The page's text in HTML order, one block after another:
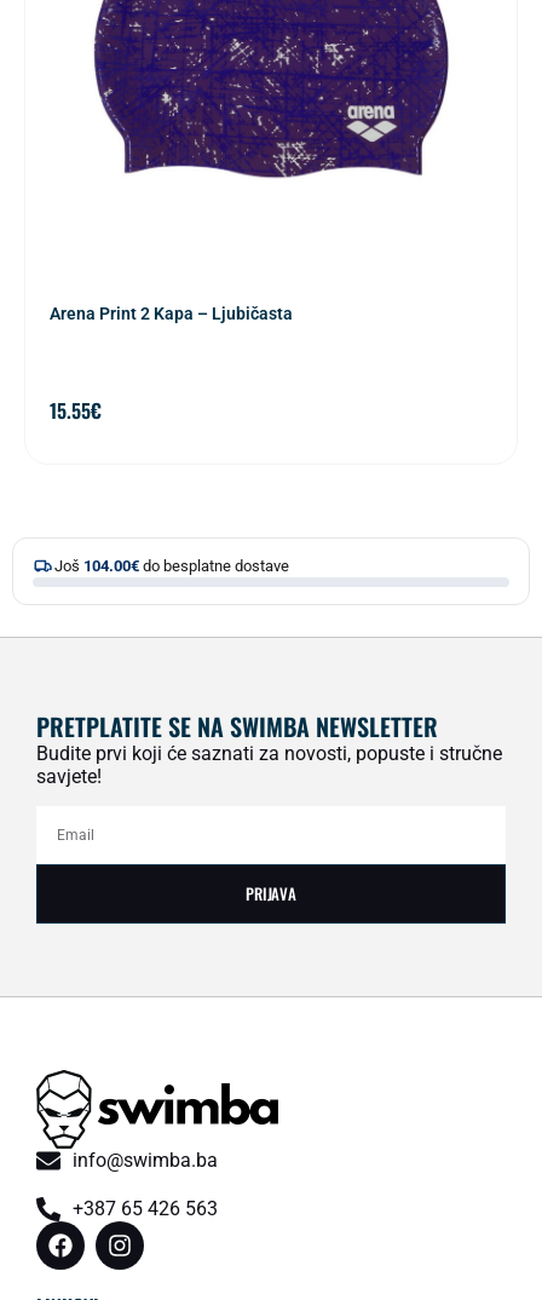
Arena Print 2 Kapa – Ljubičasta
15.55€
Još 104.00€ do besplatne dostave
PRETPLATITE SE NA SWIMBA NEWSLETTER
Budite prvi koji će saznati za novosti, popuste i stručne
savjete!
PRIJAVA
info@swimba.ba
+387 65 426 563